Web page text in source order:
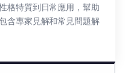
格特質到日常應用，幫助
含專家見解和常見問題解